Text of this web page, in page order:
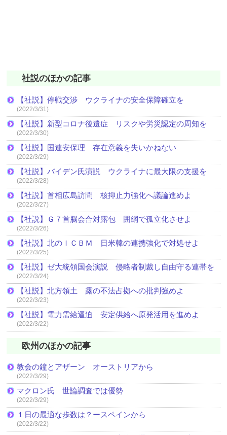
社説のほかの記事
【社説】停戦交渉 ウクライナの安全保障確立を
(2022/3/31)
【社説】新型コロナ後遺症 リスクや労災認定の周知を
(2022/3/30)
【社説】国連安保理 存在意義を失いかねない
(2022/3/29)
【社説】バイデン氏演説 ウクライナに最大限の支援を
(2022/3/28)
【社説】首相広島訪問 核抑止力強化へ議論進めよ
(2022/3/27)
【社説】Ｇ７首脳会合対露包 囲網で孤立化させよ
(2022/3/26)
【社説】北のＩＣＢＭ 日米韓の連携強化で対処せよ
(2022/3/25)
【社説】ゼ大統領国会演説 侵略者制裁し自由守る連帯を
(2022/3/24)
【社説】北方領土 露の不法占拠への批判強めよ
(2022/3/23)
【社説】電力需給逼迫 安定供給へ原発活用を進めよ
(2022/3/22)
欧州のほかの記事
教会の鐘とアザーン オーストリアから
(2022/3/29)
マクロン氏 世論調査では優勢
(2022/3/29)
１日の最適な歩数は？ースペインから
(2022/3/22)